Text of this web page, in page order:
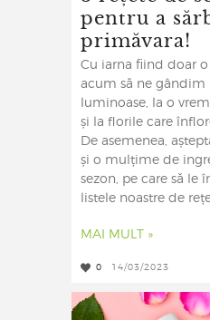
pentru a
primăvara!
Cu iarna fiind doar
acum să ne gândim
luminoase, la o
și la florile care
De asemenea,
și o mulțime de
sezon, pe care să le
listele noastre de
MAI MULT »
0 14/03/2023